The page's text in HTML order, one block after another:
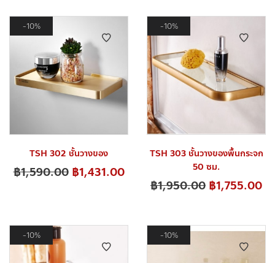
10%
TSH 302 ชั้นวางของ
฿1,590.00 ฿1,431.00
10%
TSH 303 ชั้นวางของพื้นกระจก
50 ซม.
฿1,950.00 ฿1,755.00
10% 10%